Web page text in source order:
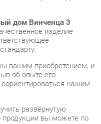
приобретением, и
об опыте его
нашим
развёрнутую
вы можете по
мессенджеры
между собой в
самостоятельно
в г. Екатеринбург.